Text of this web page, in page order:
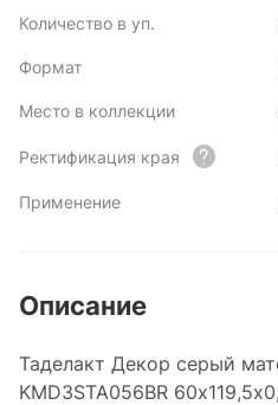
Количество в уп.
Формат
Место в коллекции
Ректификация края
Применение
Описание
Таделакт Декор серый
KMD3STA056BR